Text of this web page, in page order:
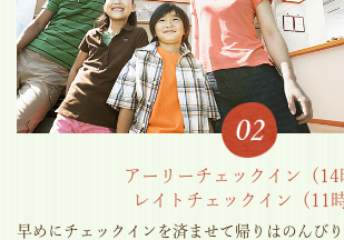
アーリーチェックイン（14
レイトチェックイン（11時
早めにチェックインを済ませて帰りはのんび